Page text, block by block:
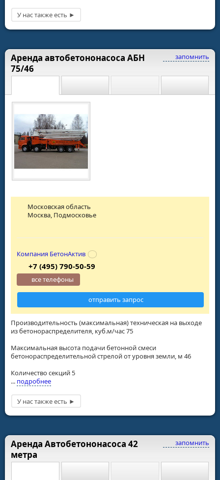
запомнить
Аренда автобетононасоса АБН
75/46
Производительность (максимальная) техническая на выходе
из бетонораспределителя, куб.м/час 75
Максимальная высота подачи бетонной смеси
бетонораспределительной стрелой от уровня земли, м 46
Количество секций 5
... подробнее
Московская область
Москва, Подмосковье
Компания БетонАктив
+7 (495) 790-50-59
все телефоны
отправить запрос
запомнить
Аренда Автобетононасоса 42
метра